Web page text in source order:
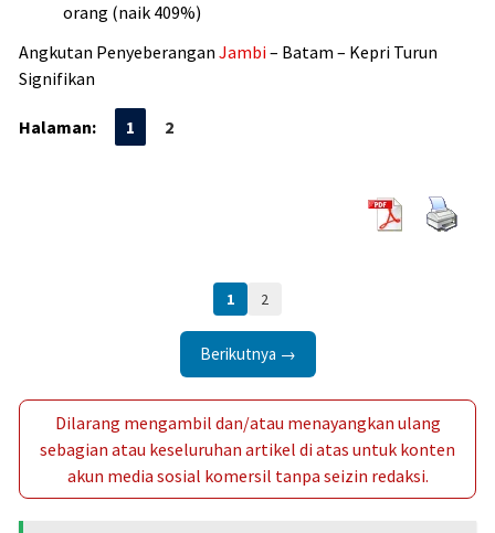
orang (naik 409%)
Angkutan Penyeberangan Jambi– Batam – Kepri Turun
Signifikan
Halaman: 1 2
1 2
Berikutnya →
Dilarang mengambil dan/atau menayangkan ulang
sebagian atau keseluruhan artikel di atas untuk konten
akun media sosial komersil tanpa seizin redaksi.